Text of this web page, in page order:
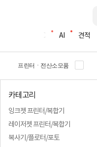
조립PC AI 견적
프린터ㆍ전산소모품
카테고리
잉크젯 프린터/복합기
레이저젯 프린터/복합기
복사기/플로터/포토